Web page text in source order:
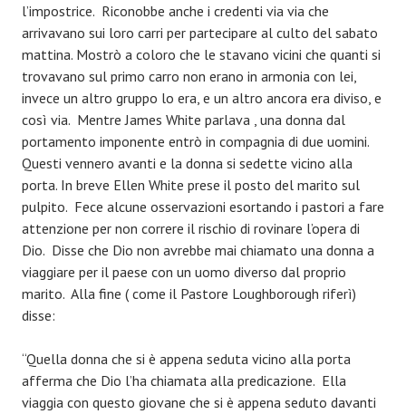
l’impostrice. Riconobbe anche i credenti via via che
arrivavano sui loro carri per partecipare al culto del sabato
mattina. Mostrò a coloro che le stavano vicini che quanti si
trovavano sul primo carro non erano in armonia con lei,
invece un altro gruppo lo era, e un altro ancora era diviso, e
così via. Mentre James White parlava , una donna dal
portamento imponente entrò in compagnia di due uomini.
Questi vennero avanti e la donna si sedette vicino alla
porta. In breve Ellen White prese il posto del marito sul
pulpito. Fece alcune osservazioni esortando i pastori a fare
attenzione per non correre il rischio di rovinare l’opera di
Dio. Disse che Dio non avrebbe mai chiamato una donna a
viaggiare per il paese con un uomo diverso dal proprio
marito. Alla fine ( come il Pastore Loughborough riferì)
disse:
“Quella donna che si è appena seduta vicino alla porta
afferma che Dio l’ha chiamata alla predicazione. Ella
viaggia con questo giovane che si è appena seduto davanti